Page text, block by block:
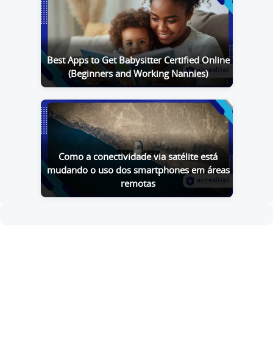
Best Apps to Get Babysitter Certified Online
(Beginners and Working Nannies)
Como a conectividade via satélite está
mudando o uso dos smartphones em áreas
remotas